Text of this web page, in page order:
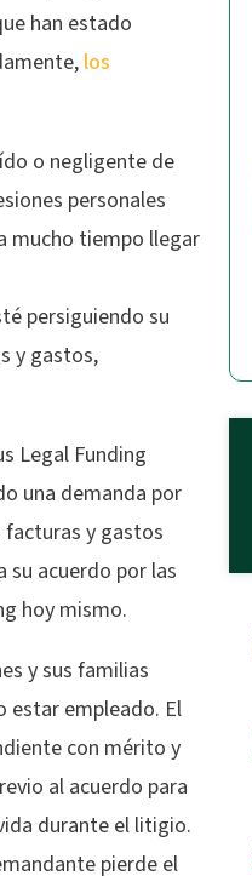
han estado
los
o negligente de
personales
mucho tiempo llegar
persiguiendo su
y gastos,
Legal Funding
una demanda por
facturas y gastos
su acuerdo por las
hoy mismo.
y sus familias
estar empleado. El
con mérito y
al acuerdo para
durante el litigio.
pierde el